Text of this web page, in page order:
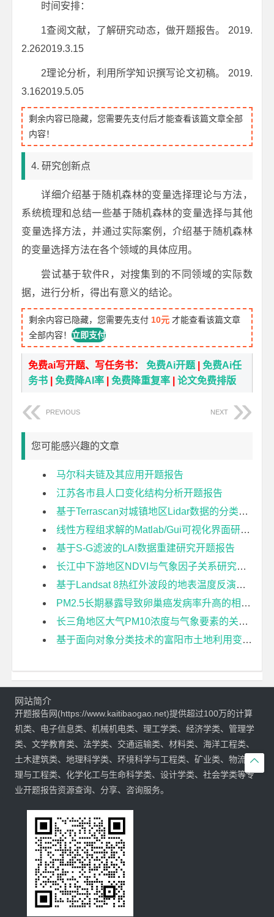
时间安排：
1查阅文献，了解研究动态，做开题报告。 2019.
2.262019.3.15
2理论分析，利用所学知识撰写论文初稿。 2019.
3.162019.5.05
剩余内容已隐藏，您需要先支付后才能查看该篇文章全部
内容！
4. 研究创新点
详细介绍基于随机森林的变量选择理论与方法，
系统梳理和总结一些基于随机森林的变量选择与其他
变量选择方法，并通过实际案例，介绍基于随机森林
的变量选择方法在各个领域的具体应用。
尝试基于软件R，对搜集到的不同领域的实际数
据，进行分析，得出有意义的结论。
剩余内容已隐藏，您需要先支付 10元 才能查看该篇文章
全部内容！立即支付
免费ai写开题、写任务书：免费Ai开题 |免费Ai任
务书 |免费降AI率 |免费降重复率 |论文免费排版
PREVIOUS NEXT
您可能感兴趣的文章
马尔科夫链及其应用开题报告
江苏各市县人口变化结构分析开题报告
基于Terrascan对城镇地区Lidar数据的分类研究开题报告
线性方程组求解的Matlab/Gui可视化界面研究开题报告
基于S-G滤波的LAI数据重建研究开题报告
长江中下游地区NDVI与气象因子关系研究开题报告
基于Landsat 8热红外波段的地表温度反演方法比较研究开题报告
PM2.5长期暴露导致卵巢癌发病率升高的相对风险及城乡差异——以胡焕庸线东南半部地区为例开题报告
长三角地区大气PM10浓度与气象要素的关联度分析开题报告
基于面向对象分类技术的富阳市土地利用变化检测开题报告

网站简介
开题报告网(https://www.kaitibaogao.net)提供超过100万的计算
机类、电子信息类、机械机电类、理工学类、经济学类、管理学
类、文学教育类、法学类、交通运输类、材料类、海洋工程类、
土木建筑类、地理科学类、环境科学与工程类、矿业类、物流管
理与工程类、化学化工与生命科学类、设计学类、社会学类等专
业开题报告资源查询、分享、咨询服务。